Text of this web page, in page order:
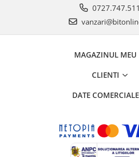
0727.747.511
MAGAZINUL MEU
CLIENTI
DATE COMERCIALE